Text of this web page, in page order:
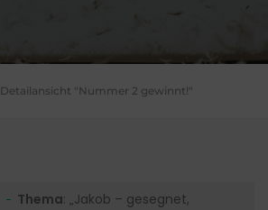
Detailansicht "Nummer 2 gewinnt!"
Thema: „Jakob – gesegnet,